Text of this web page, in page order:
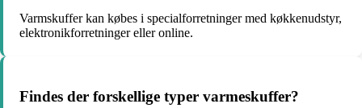
Varmskuffer kan købes i specialforretninger med køkkenudstyr,
elektronikforretninger eller online.
Findes der forskellige typer varmeskuffer?